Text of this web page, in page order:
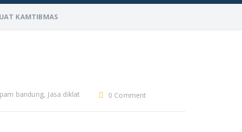
KAMTIBMAS
bandung, Jasa diklat
0 Comment